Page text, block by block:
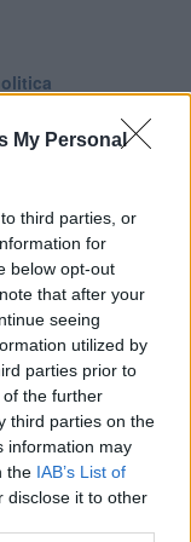
My Personal
third parties, or
for
below opt-out
that after your
seeing
utilized by
parties prior to
the further
third parties on the
information may
the IAB’s List of
disclose it to other